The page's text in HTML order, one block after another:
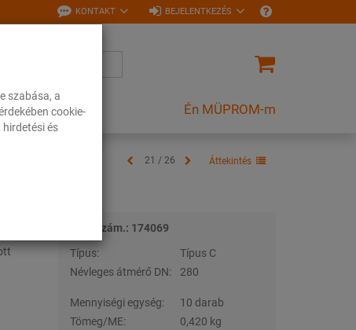
szabása, a
cookie-
és
KONTAKT BEJELENTKEZÉS
Én MÜPROM-m
21 / 26 Áttekintés
Tételszám.: 174069
Típus:
Típus C
Névleges átmérő DN:
280
Mennyiségi egység:
10 darab
Tömeg/ME:
0,420 kg